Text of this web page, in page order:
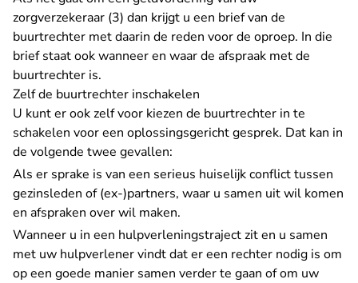
zorgverzekeraar (3) dan krijgt u een brief van de
buurtrechter met daarin de reden voor de oproep. In die
brief staat ook wanneer en waar de afspraak met de
buurtrechter is.
Zelf de buurtrechter inschakelen
U kunt er ook zelf voor kiezen de buurtrechter in te
schakelen voor een oplossingsgericht gesprek. Dat kan in
de volgende twee gevallen:
Als er sprake is van een serieus huiselijk conflict tussen
gezinsleden of (ex-)partners, waar u samen uit wil komen
en afspraken over wil maken.
Wanneer u in een hulpverleningstraject zit en u samen
met uw hulpverlener vindt dat er een rechter nodig is om
op een goede manier samen verder te gaan of om uw